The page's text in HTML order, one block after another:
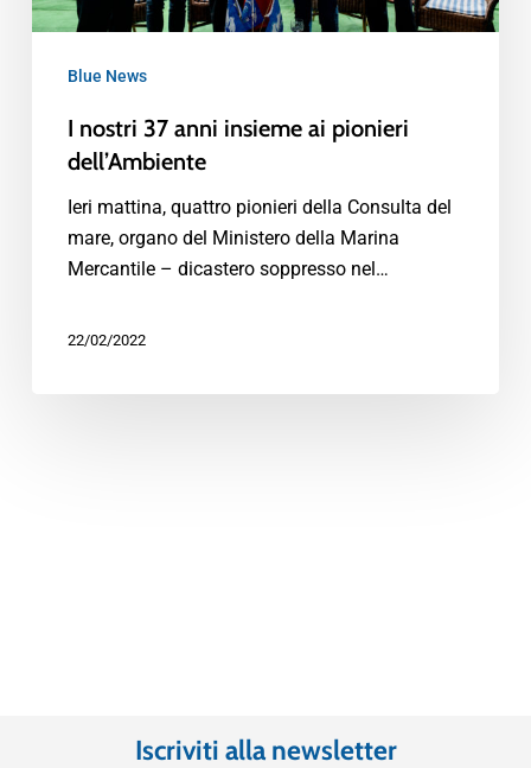
Blue News
I nostri 37 anni insieme ai pionieri
dell’Ambiente
Ieri mattina, quattro pionieri della Consulta del
mare, organo del Ministero della Marina
Mercantile – dicastero soppresso nel…
22/02/2022
Iscriviti alla newsletter